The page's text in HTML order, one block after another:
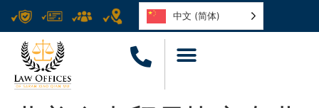
中文 (简体)